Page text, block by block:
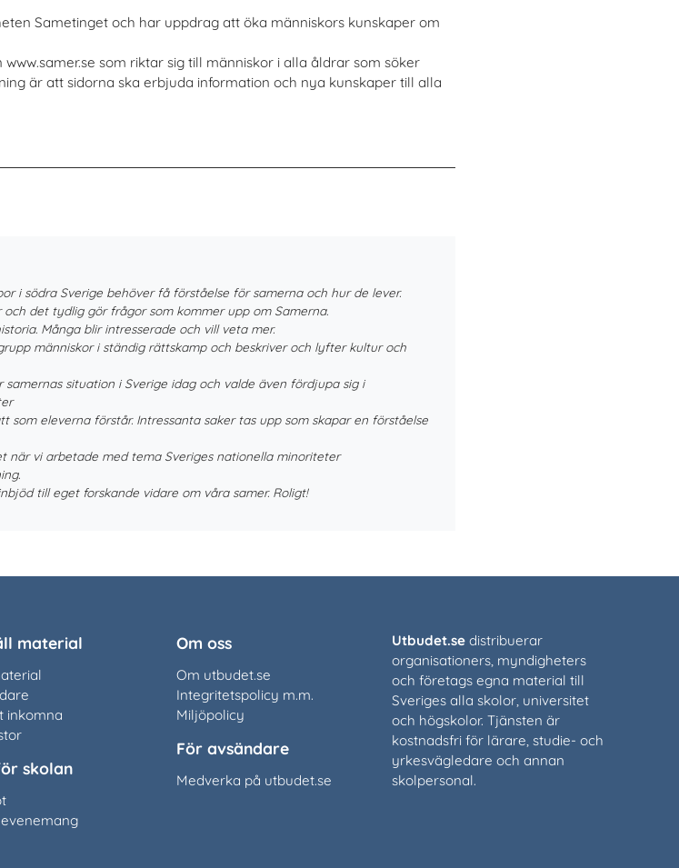
Sametinget och har uppdrag att öka människors kunskaper om
som riktar sig till människor i alla åldrar som söker
är att sidorna ska erbjuda information och nya kunskaper till alla
i södra Sverige behöver få förståelse för samerna och hur de lever.
det tydlig gör frågor som kommer upp om Samerna.
Många blir intresserade och vill veta mer.
människor i ständig rättskamp och beskriver och lyfter kultur och
situation i Sverige idag och valde även fördjupa sig i
eleverna förstår. Intressanta saker tas upp som skapar en förståelse
när vi arbetade med tema Sveriges nationella minoriteter
till eget forskande vidare om våra samer. Roligt!
material
inkomna
skolan
Om oss
Om utbudet.se
Integritetspolicy m.m.
Miljöpolicy
För avsändare
Medverka på utbudet.se
Utbudet.sedistribuerar
organisationers, myndigheters
och företags egna material till
Sveriges alla skolor, universitet
och högskolor. Tjänsten är
kostnadsfri för lärare, studie- och
yrkesvägledare och annan
skolpersonal.